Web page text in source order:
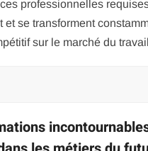
professionnelles
et se transforment
sur le marché du